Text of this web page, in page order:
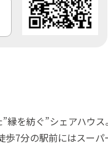
縁を紡ぐ”シェアハウ
歩7分の駅前にはスー